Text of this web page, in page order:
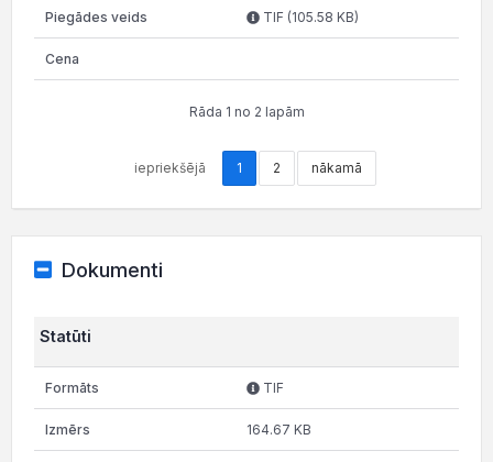
TIF (105.58 KB)
Rāda 1 no 2 lapām
iepriekšējā 1 2 nākamā
Dokumenti
Statūti
TIF
164.67 KB